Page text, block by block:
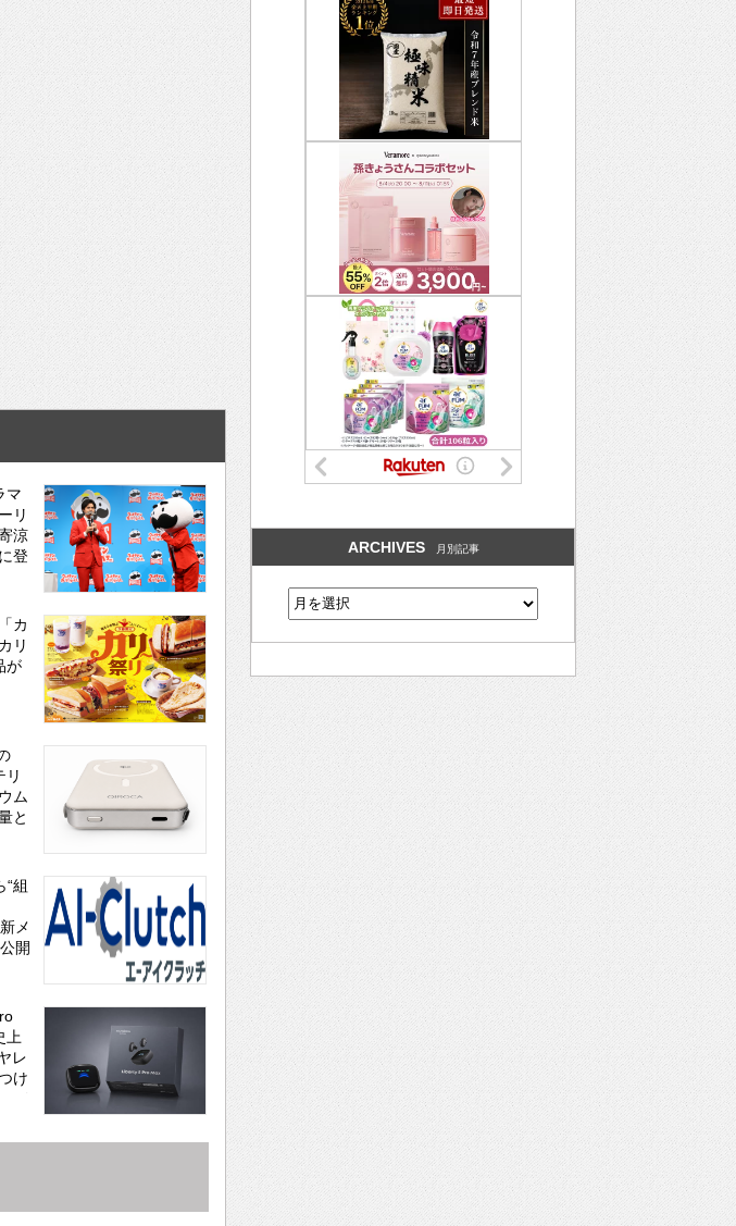
マ
リ
涼
登
カ
リ
が
リ
ム
と
“組
メ
開
上
レ
け
び
ARCHIVES 月別記事